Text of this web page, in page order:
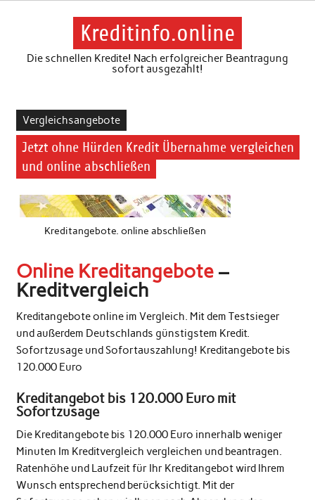
Skip
Kreditinfo.online
Die schnellen Kredite! Nach erfolgreicher Beantragung
sofort ausgezahlt!
Vergleichsangebote
Jetzt ohne Hürden Kredit Übernahme vergleichen
und online abschließen
Kreditangebote. online abschließen
Online Kreditangebote–
Kreditvergleich
Kreditangebote online im Vergleich. Mit dem Testsieger
und außerdem Deutschlands günstigstem Kredit.
Sofortzusage und Sofortauszahlung! Kreditangebote bis
120.000 Euro
Kreditangebot bis 120.000 Euro mit
Sofortzusage
Die Kreditangebote bis 120.000 Euro innerhalb weniger
Minuten Im Kreditvergleich vergleichen und beantragen.
Ratenhöhe und Laufzeit für Ihr Kreditangebot wird Ihrem
Wunsch entsprechend berücksichtigt. Mit der